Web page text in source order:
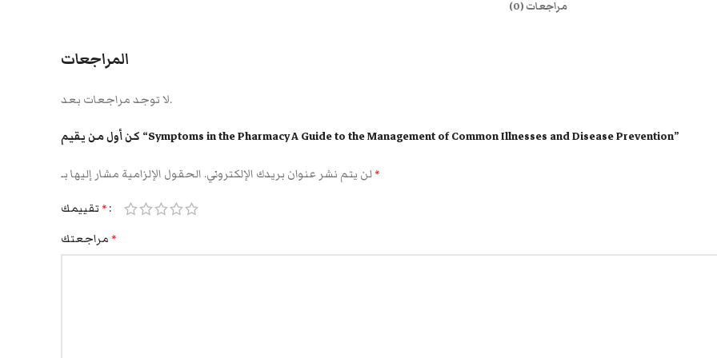
مراجعات (0)
المراجعات
لا توجد مراجعات بعد.
كن أول من يقيم “Symptoms in the Pharmacy A Guide to the Management of Common Illnesses and Disease Prevention”
لن يتم نشر عنوان بريدك الإلكتروني.*
*
*